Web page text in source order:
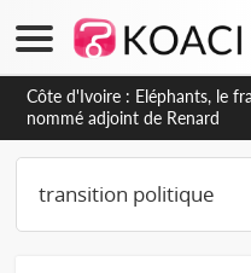
Côte d'Ivoire : Eléphants, le
nommé adjoint de Renard